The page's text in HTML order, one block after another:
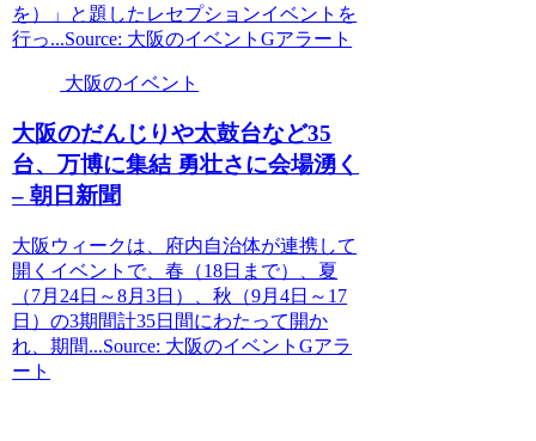
を）」と題したレセプションイベントを
行っ...Source: 大阪のイベントGアラート
大阪のイベント
大阪のだんじりや太鼓台など35
台、万博に集結 勇壮さに会場湧く
– 朝日新聞
大阪ウィークは、府内自治体が連携して
開くイベントで、春（18日まで）、夏
（7月24日～8月3日）、秋（9月4日～17
日）の3期間計35日間にわたって開か
れ、期間...Source: 大阪のイベントGアラ
ート